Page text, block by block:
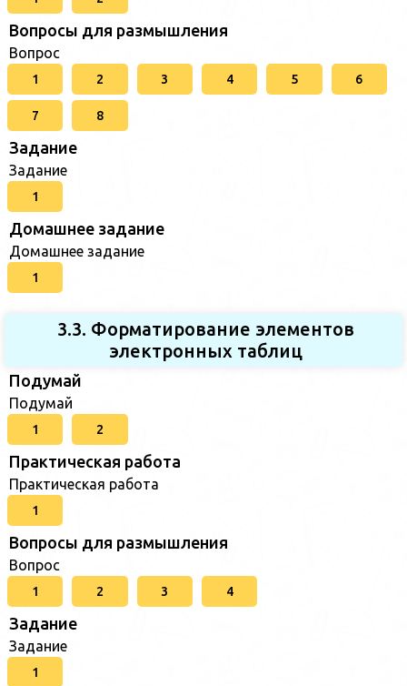
Вопросы для размышления
Вопрос
1 2 3 4 5 6
7 8
Задание
Задание
1
Домашнее задание
Домашнее задание
1
3.3. Форматирование элементов
электронных таблиц
Подумай
Подумай
1 2
Практическая работа
Практическая работа
1
Вопросы для размышления
Вопрос
1 2 3 4
Задание
Задание
1